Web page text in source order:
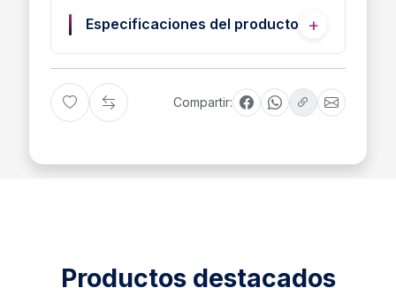
Especificaciones del producto
Compartir:
Productos destacados